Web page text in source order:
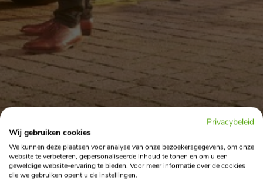
Home Private Lease
Wat gebeurt er bij voortijdige beëindiging?
Privacybeleid
Wij gebruiken cookies
We kunnen deze plaatsen voor analyse van onze bezoekersgegevens, om onze
website te verbeteren, gepersonaliseerde inhoud te tonen en om u een
geweldige website-ervaring te bieden. Voor meer informatie over de cookies
die we gebruiken opent u de instellingen.